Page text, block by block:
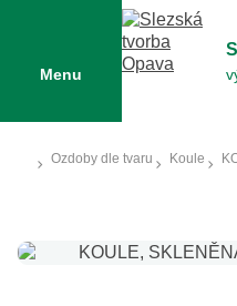
Menu
Ozdoby dle tvaru Koule